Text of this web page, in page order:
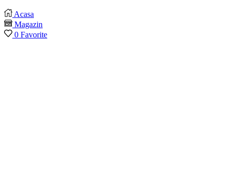
Acasa
Magazin
0 Favorite